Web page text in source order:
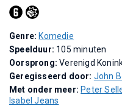
Genre: Komedie
Speelduur: 105 minuten
Oorsprong:Verenigd
Geregisseerd door: John
Met onder meer: Peter
Isabel Jeans